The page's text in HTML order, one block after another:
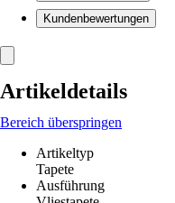
Kundenbewertungen
Artikeldetails
Bereich überspringen
Artikeltyp
Tapete
Ausführung